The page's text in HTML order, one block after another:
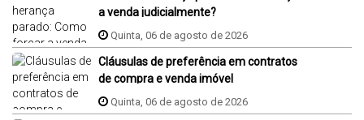
a venda judicialmente?
Quinta, 06 de agosto de 2026
Cláusulas de preferência em contratos
de compra e venda imóvel
Quinta, 06 de agosto de 2026